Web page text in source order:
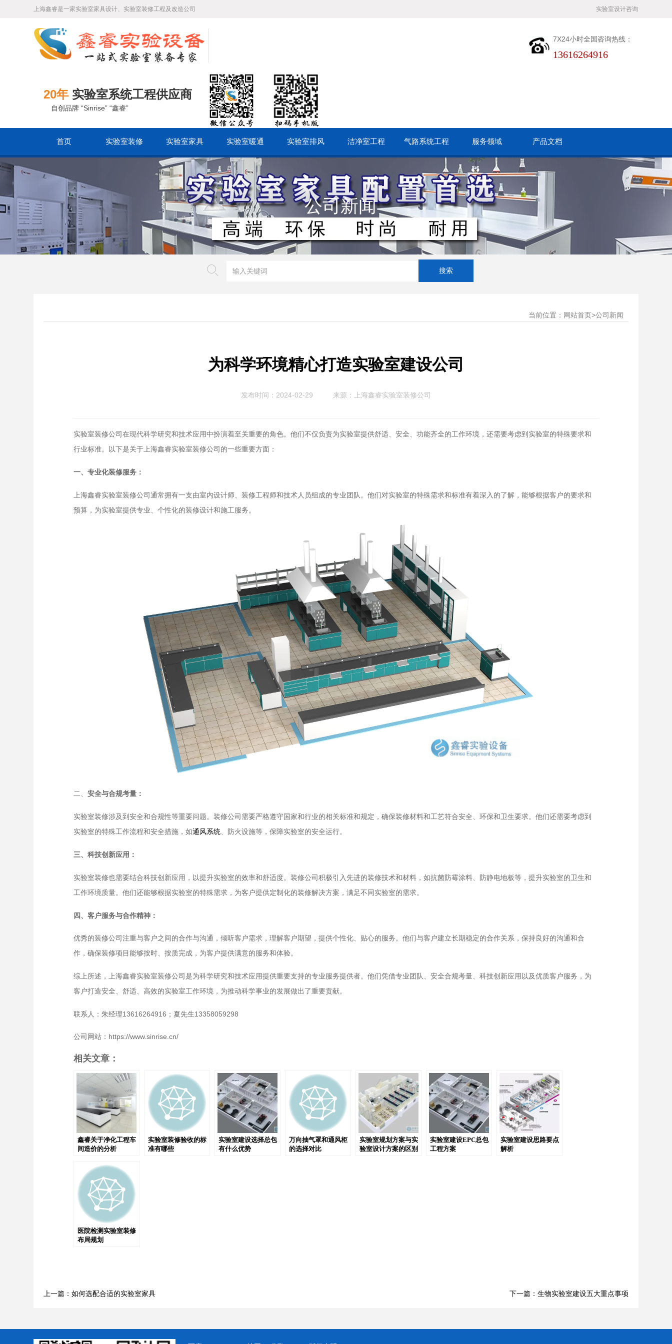
上海鑫睿是一家实验室家具设计、实验室装修工程及改造公司 实验室设计咨询
20年 实验室系统工程供应商
自创品牌 “Sinrise” “鑫睿”
7X24小时全国咨询热线：
13616264916
首页 实验室装修 实验室家具 实验室暖通 实验室排风 洁净室工程 气路系统工程 服务领域 产品文档
公司新闻
当前位置： 网站首页>公司新闻
为科学环境精心打造实验室建设公司
发布时间：2024-02-29 来源： 上海鑫睿实验室装修公司
实验室装修公司在现代科学研究和技术应用中扮演着至关重要的角色。他们不仅负责为实验室提供舒适、安全、功能齐全的工作环境，还需要考虑到实验室的特殊要求和
行业标准。以下是关于上海鑫睿实验室装修公司的一些重要方面：
一、专业化装修服务：
上海鑫睿实验室装修公司通常拥有一支由室内设计师、装修工程师和技术人员组成的专业团队。他们对实验室的特殊需求和标准有着深入的了解，能够根据客户的要求和
预算，为实验室提供专业、个性化的装修设计和施工服务。
二、安全与合规考量：
实验室装修涉及到安全和合规性等重要问题。装修公司需要严格遵守国家和行业的相关标准和规定，确保装修材料和工艺符合安全、环保和卫生要求。他们还需要考虑到
实验室的特殊工作流程和安全措施，如通风系统 、防火设施等，保障实验室的安全运行。
三、科技创新应用：
实验室装修也需要结合科技创新应用，以提升实验室的效率和舒适度。装修公司积极引入先进的装修技术和材料，如抗菌防霉涂料、防静电地板等，提升实验室的卫生和
工作环境质量。他们还能够根据实验室的特殊需求，为客户提供定制化的装修解决方案，满足不同实验室的需求。
四、客户服务与合作精神：
优秀的装修公司注重与客户之间的合作与沟通，倾听客户需求，理解客户期望，提供个性化、贴心的服务。他们与客户建立长期稳定的合作关系，保持良好的沟通和合
作，确保装修项目能够按时、按质完成，为客户提供满意的服务和体验。
综上所述，上海鑫睿实验室装修公司是为科学研究和技术应用提供重要支持的专业服务提供者。他们凭借专业团队、安全合规考量、科技创新应用以及优质客户服务，为
客户打造安全、舒适、高效的实验室工作环境，为推动科学事业的发展做出了重要贡献。
联系人：朱经理13616264916；夏先生13358059298
公司网站：https://www.sinrise.cn/
相关文章：
鑫睿关于净化工程车
间造价的分析
实验室装修验收的标
准有哪些
实验室建设选择总包
有什么优势
万向抽气罩和通风柜
的选择对比
实验室规划方案与实
验室设计方案的区别
实验室建设EPC总包
工程方案
实验室建设思路要点
解析
医院检测实验室装修
布局规划
上一篇：如何选配合适的实验室家具 下一篇：生物实验室建设五大重点事项